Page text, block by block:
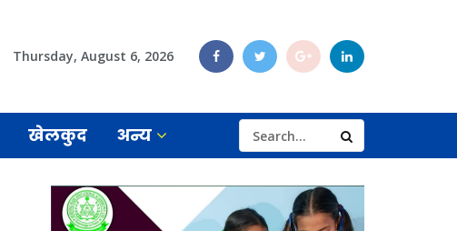
Thursday, August 6, 2026
खेलकुद अन्य